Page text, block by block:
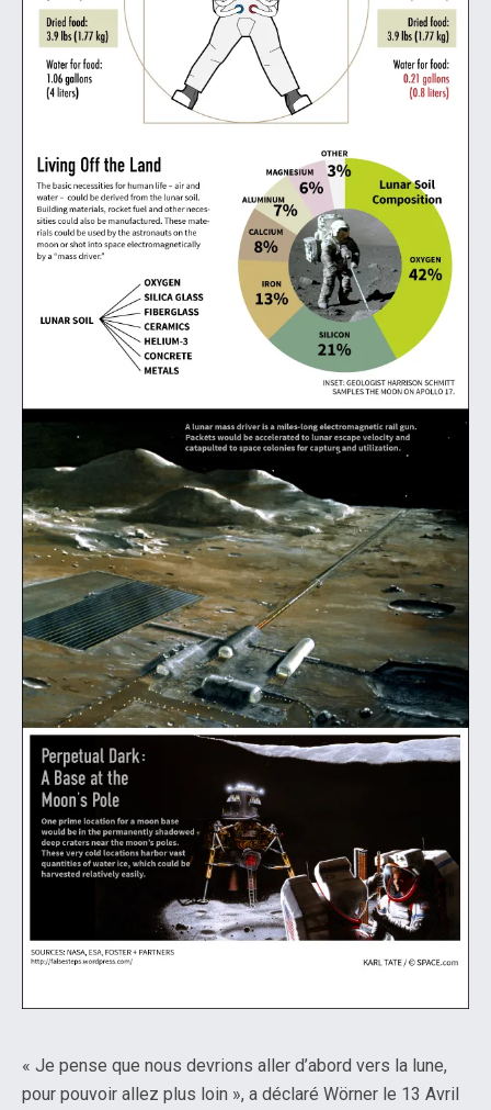
« Je pense que nous devrions aller d’abord vers la lune,
pour pouvoir allez plus loin », a déclaré Wörner le 13 Avril